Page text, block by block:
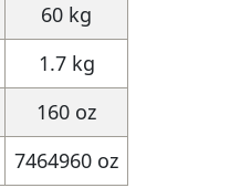
60 kg
1.7 kg
160 oz
7464960 oz